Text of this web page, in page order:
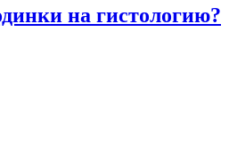
на гистологию?